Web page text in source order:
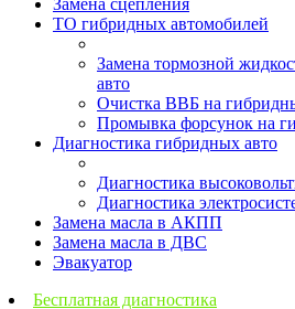
Замена сцепления
ТО гибридных автомобилей
Замена тормозной
авто
Очистка ВВБ на
Промывка форсунок на
Диагностика гибридных авто
Диагностика
Диагностика
Замена масла в АКПП
Замена масла в ДВС
Эвакуатор
Бесплатная диагностика